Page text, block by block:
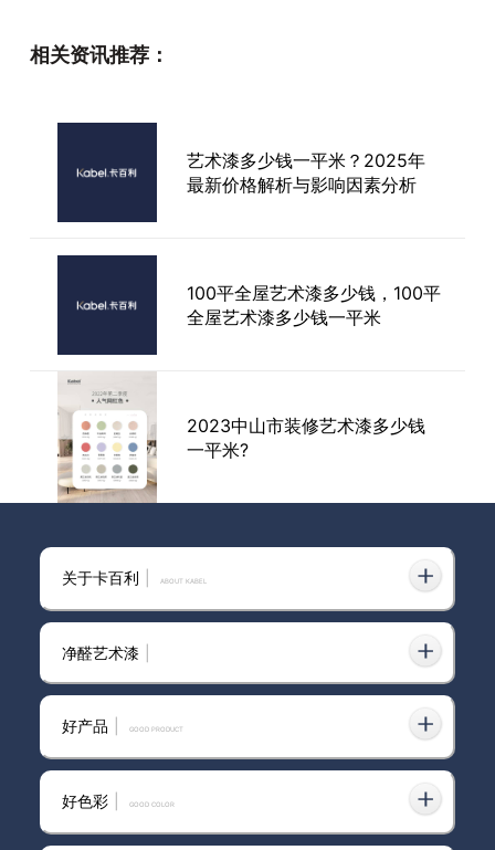
艺术涂料之新中式风格
艺术漆前十大品牌沙发墙，给生
活一片新的光芒
相关资讯推荐：
艺术漆多少钱一平米？2025年
最新价格解析与影响因素分析
100平全屋艺术漆多少钱，100平
全屋艺术漆多少钱一平米
2023中山市装修艺术漆多少钱
一平米?
一平米
100平全屋艺术漆多少钱一平米
呢，120平全屋艺术漆得多少钱
别墅装修艺术漆多少钱一平米
关于卡百利 ABOUT KABEL
净醛艺术漆
好产品 GOOD PRODUCT
好色彩 GOOD COLOR